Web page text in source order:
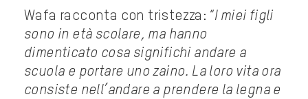
Wafa racconta con tristezza: “I miei figli
sono in età scolare, ma hanno
dimenticato cosa significhi andare a
scuola e portare uno zaino. La loro vita ora
consiste nell’andare a prendere la legna e